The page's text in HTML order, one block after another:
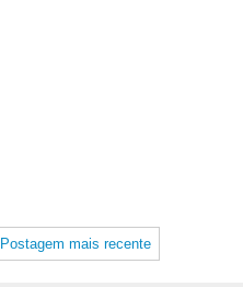
Postagem mais recente